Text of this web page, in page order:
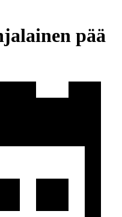
pää